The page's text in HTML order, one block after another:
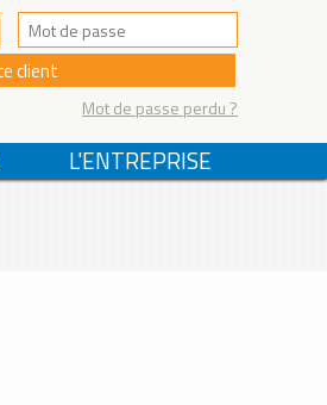
Mot de passe perdu ?
L'ENTREPRISE